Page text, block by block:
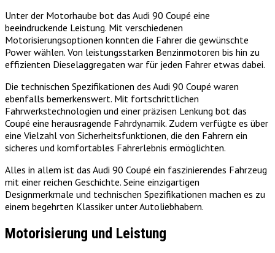
Unter der Motorhaube bot das Audi 90 Coupé eine
beeindruckende Leistung. Mit verschiedenen
Motorisierungsoptionen konnten die Fahrer die gewünschte
Power wählen. Von leistungsstarken Benzinmotoren bis hin zu
effizienten Dieselaggregaten war für jeden Fahrer etwas dabei.
Die technischen Spezifikationen des Audi 90 Coupé waren
ebenfalls bemerkenswert. Mit fortschrittlichen
Fahrwerkstechnologien und einer präzisen Lenkung bot das
Coupé eine herausragende Fahrdynamik. Zudem verfügte es über
eine Vielzahl von Sicherheitsfunktionen, die den Fahrern ein
sicheres und komfortables Fahrerlebnis ermöglichten.
Alles in allem ist das Audi 90 Coupé ein faszinierendes Fahrzeug
mit einer reichen Geschichte. Seine einzigartigen
Designmerkmale und technischen Spezifikationen machen es zu
einem begehrten Klassiker unter Autoliebhabern.
Motorisierung und Leistung